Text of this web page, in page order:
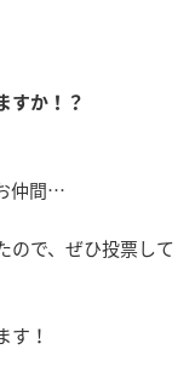
すか！？
仲間…
ので、ぜひ投票して
す！